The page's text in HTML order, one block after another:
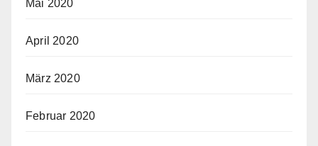
Mai 2020
April 2020
März 2020
Februar 2020